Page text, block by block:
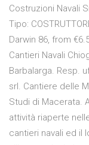
Costruzioni Navali
Tipo:
Darwin 86, from
Cantieri Navali
Barbalarga. Resp.
srl. Cantiere delle
Studi di Macerata.
attività riaperte
cantieri navali ed il